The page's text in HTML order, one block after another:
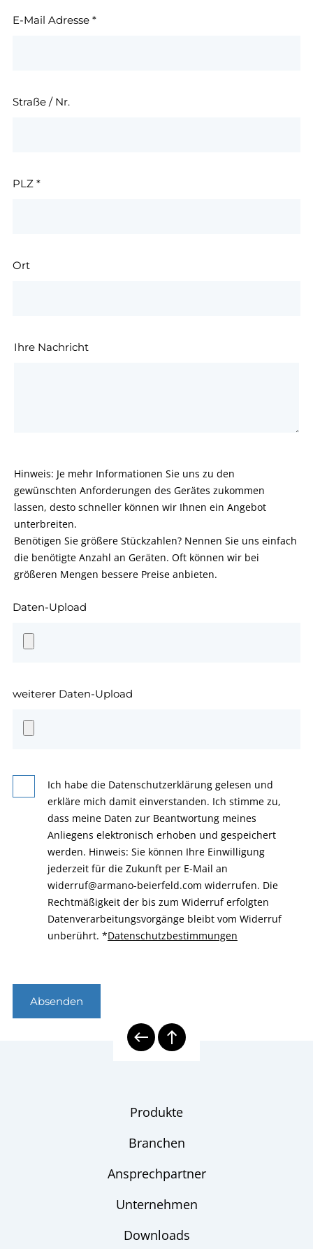
E-Mail Adresse *
Straße / Nr.
PLZ *
Ort
Ihre Nachricht
Hinweis: Je mehr Informationen Sie uns zu den
gewünschten Anforderungen des Gerätes zukommen
lassen, desto schneller können wir Ihnen ein Angebot
unterbreiten.
Benötigen Sie größere Stückzahlen? Nennen Sie uns einfach
die benötigte Anzahl an Geräten. Oft können wir bei
größeren Mengen bessere Preise anbieten.
Daten-Upload
weiterer Daten-Upload
Ich habe die Datenschutzerklärung gelesen und
erkläre mich damit einverstanden. Ich stimme zu,
dass meine Daten zur Beantwortung meines
Anliegens elektronisch erhoben und gespeichert
werden. Hinweis: Sie können Ihre Einwilligung
jederzeit für die Zukunft per E-Mail an
widerruf@armano-beierfeld.com widerrufen. Die
Rechtmäßigkeit der bis zum Widerruf erfolgten
Datenverarbeitungsvorgänge bleibt vom Widerruf
unberührt. *Datenschutzbestimmungen
Absenden
Produkte
Branchen
Ansprechpartner
Unternehmen
Downloads